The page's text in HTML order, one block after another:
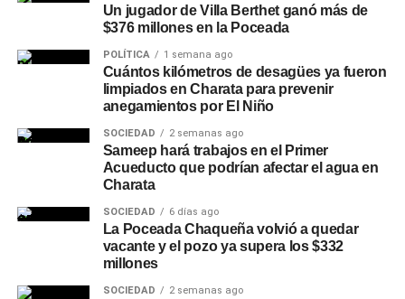
Un jugador de Villa Berthet ganó más de
$376 millones en la Poceada
POLÍTICA 1 semana ago
Cuántos kilómetros de desagües ya fueron
limpiados en Charata para prevenir
anegamientos por El Niño
SOCIEDAD 2 semanas ago
Sameep hará trabajos en el Primer
Acueducto que podrían afectar el agua en
Charata
SOCIEDAD 6 días ago
La Poceada Chaqueña volvió a quedar
vacante y el pozo ya supera los $332
millones
SOCIEDAD 2 semanas ago